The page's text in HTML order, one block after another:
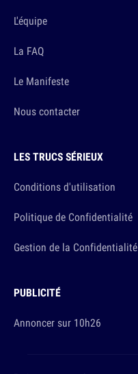
L'équipe
La FAQ
Le Manifeste
Nous contacter
LES TRUCS SÉRIEUX
Conditions d'utilisation
Politique de Confidentialité
Gestion de la Confidentialité
PUBLICITÉ
Annoncer sur 10h26